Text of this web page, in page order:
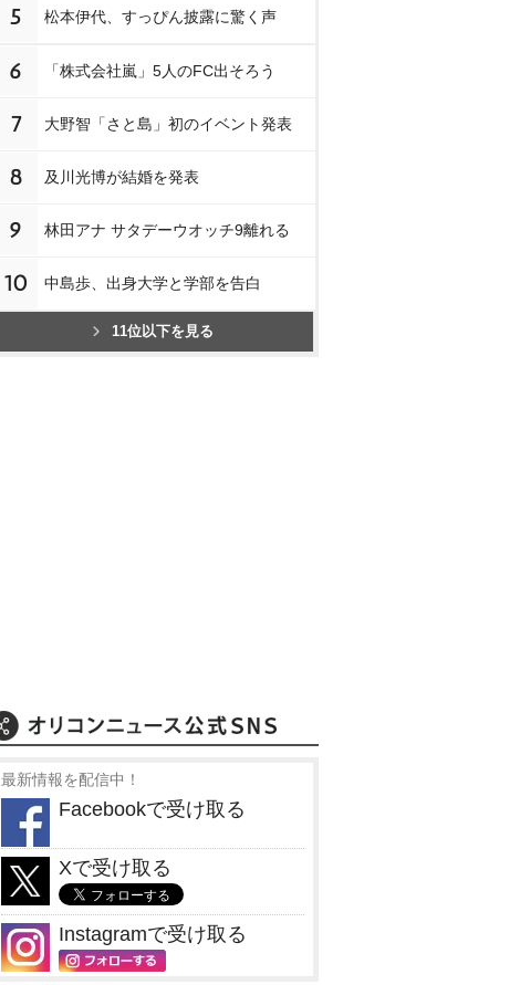
5 松本伊代、すっぴん披露に驚く声
6 「株式会社嵐」5人のFC出そろう
7 大野智「さと島」初のイベント発表
8 及川光博が結婚を発表
9 林田アナ サタデーウオッチ9離れる
10 中島歩、出身大学と学部を告白
11位以下を見る
最新情報を配信中！
Facebookで受け取る
Xで受け取る
Instagramで受け取る